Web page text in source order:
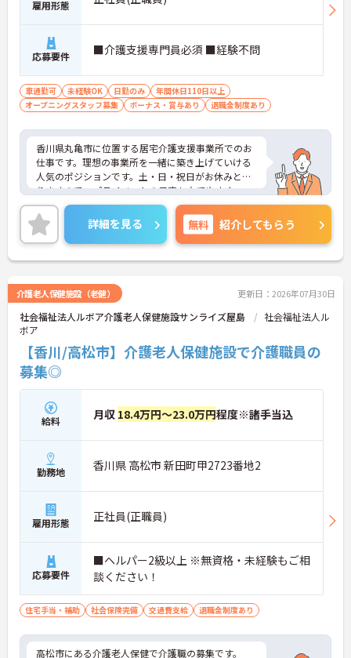
雇用形態
応募要件 ■介護支援専門員必須 ■経験不問
車通勤可 未経験OK 日勤のみ
年間休日110日以上
オープニングスタッフ募集
ボーナス・賞与あり 退職金制度あり
香川県丸亀市に位置する居宅介護支援事業所でのお
仕事です。理想の事業所を一緒に築き上げていける
人気のポジションです。土・日・祝日がお休みとな
りますので、プライベートの予定も立てやすく、ワ
ークライフバランスを重視した働き方も叶います。
ご興味のある方には、面接対策ポイントなど、さら
に詳細をお話ししますのでお気軽にご相談くださ
い！
詳細を見る 無料 紹介してもらう
介護老人保健施設（老健） 更新日：2026年07月30日
社会福祉法人ルボア介護老人保健施設サンライズ屋島
社会福祉法人ル
ボア
【香川/高松市】介護老人保健施設で介護職員の
募集◎
給料 月収 18.4万円～23.0万円程度※諸手当込
勤務地 香川県 高松市 新田町甲2723番地2
雇用形態 正社員(正職員)
応募要件
■ヘルパー2級以上 ※無資格・未経験もご相
談ください！
住宅手当・補助 社会保険完備 交通費支給 退職金制度あり
高松市にある介護老人保健で介護職の募集です。